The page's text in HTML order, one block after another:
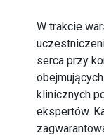
W trakcie
serca przy
klinicznych
ekspertów.